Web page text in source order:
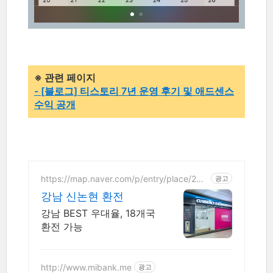
※ 관련 페이지
- [블로그] 티스토리 7년 운영 후기 및 애드센스
수익 공개
https://map.naver.com/p/entry/place/206
광고
강남 신논현 환전
강남 BEST 우대율, 18개국
환전 가능
http://www.mibank.me 광고